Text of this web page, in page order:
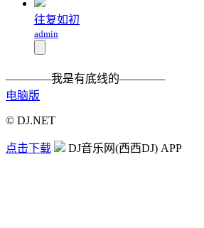
往复如初
admin
————我是有底线的————
电脑版
© DJ.NET
点击下载 DJ音乐网(西西DJ) APP